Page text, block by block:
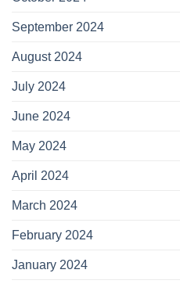
September 2024
August 2024
July 2024
June 2024
May 2024
April 2024
March 2024
February 2024
January 2024